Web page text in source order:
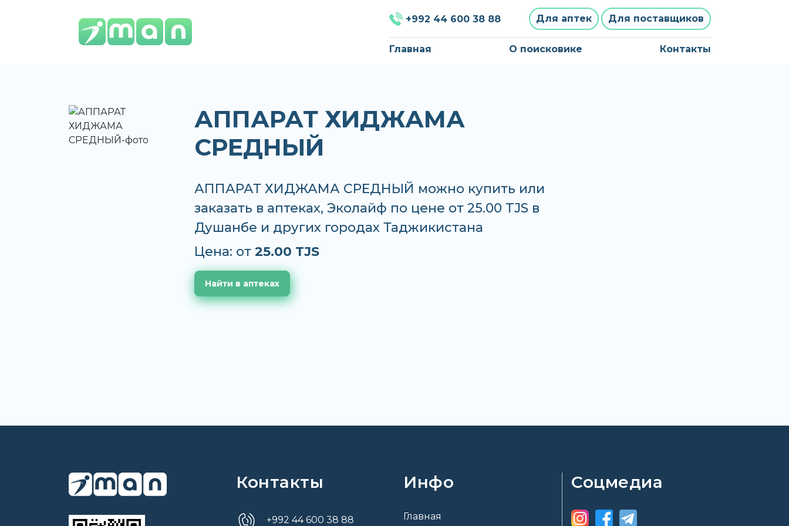
+992 44 600 38 88 Для аптек Для поставщиков
Главная О поисковике Контакты
АППАРАТ ХИДЖАМА
СРЕДНЫЙ
АППАРАТ ХИДЖАМА СРЕДНЫЙ можно купить или
заказать в аптеках, Эколайф по цене от 25.00 TJS в
Душанбе и других городах Таджикистана
Цена: от 25.00 TJS
Найти в аптеках
Контакты
+992 44 600 38 88
Инфо
Главная
Соцмедиа